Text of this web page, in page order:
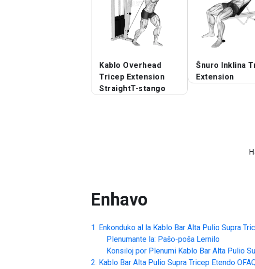
Kablo Overhead
Tricep Extension
StraightT-stango
Ŝnuro Inklina
Extension
Enhavo
Enkonduko al la Kablo Bar Alta Pulio Supra
Plenumante la: Paŝo-poŝa Lernilo
Konsiloj por Plenumi Kablo Bar Alta Pulio
Kablo Bar Alta Pulio Supra Tricep Etendo